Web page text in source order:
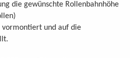
die gewünschte Rollenbahnhöhe
vormontiert und auf die